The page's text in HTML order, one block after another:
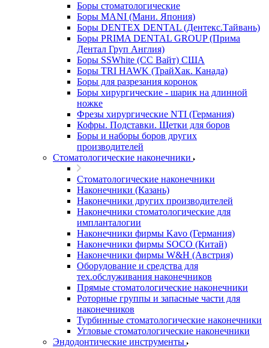
Боры стоматологические
Боры MANI (Мани. Япония)
Боры DENTEX DENTAL (Дентекс.Тайвань)
Боры PRIMA DENTAL GROUP (Прима
Дентал Груп Англия)
Боры SSWhite (СС Вайт) США
Боры TRI HAWK (ТрайХак. Канада)
Боры для разрезания коронок
Боры хирургические - шарик на длинной
ножке
Фрезы хирургические NTI (Германия)
Кофры. Подставки. Щетки для боров
Боры и наборы боров других
производителей
Стоматологические наконечники
Стоматологические наконечники
Наконечники (Казань)
Наконечники других производителей
Наконечники стоматологические для
импланталогии
Наконечники фирмы Kavo (Германия)
Наконечники фирмы SOCO (Китай)
Наконечники фирмы W&H (Австрия)
Оборудование и средства для
тех.обслуживания наконечников
Прямые стоматологические наконечники
Роторные группы и запасные части для
наконечников
Турбинные стоматологические наконечники
Угловые стоматологические наконечники
Эндодонтические инструменты